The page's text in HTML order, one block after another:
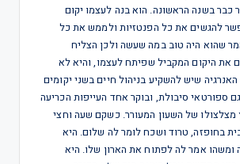
כבר בשנה הראשונה. הוא בנה לעצמו יקום
להגשים את כל הפנטזיות ולממש את כל
שהוא היה טוב במה שעשה ולכן הצליח
את היקום המקביל שפיתח לעצמו, והיא לא
שיש להשקיע בניהול חיים בשני יקומים
ספורטאי סיבולת, ובוקר אחד העייפות הכריעה
מצלצולו של השעון המעורר. כשקם שעה וחצי
בחופזה, טרוד ושכח לומר לה שלום. היא
ומשהו אמר לה לפתוח את הארון שלו. היא